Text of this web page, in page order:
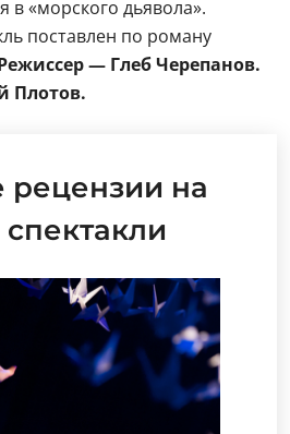
в «морского дьявола».
поставлен по роману
— Глеб Черепанов.
Плотов.
рецензии на